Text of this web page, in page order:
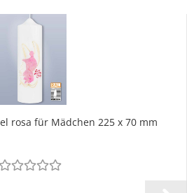
rosa für Mädchen 225 x 70 mm